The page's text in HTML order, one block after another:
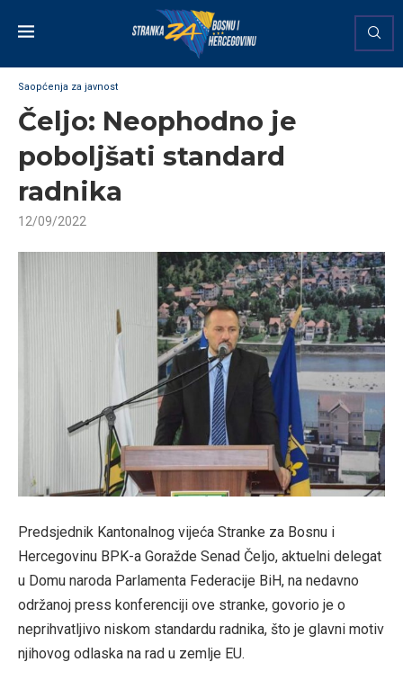
Saopćenja za javnost
Čeljo: Neophodno je
poboljšati standard
radnika
12/09/2022
Predsjednik Kantonalnog vijeća Stranke za Bosnu i
Hercegovinu BPK-a Goražde Senad Čeljo, aktuelni delegat
u Domu naroda Parlamenta Federacije BiH, na nedavno
održanoj press konferenciji ove stranke, govorio je o
neprihvatljivo niskom standardu radnika, što je glavni motiv
njihovog odlaska na rad u zemlje EU.